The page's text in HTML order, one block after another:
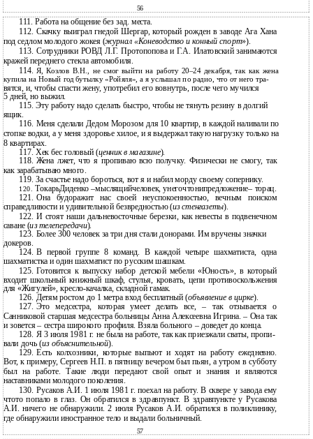
56
111. Работа на общение без зад. места.
112. Скачку выиграл гнедой Шергар, который рожден в заводе Ага Хана
под седлом молодого жокея (журнал «Коневодство и конный спорт»).
113. Сотрудники РОВД Л.Г. Протопопова и Г.А. Илатовский занимаются
кражей переднего стекла автомобиля.
114.
Я, Козлов В.Н., не смог выйти на работу 20–24 декабря, так как жена
купила на Новый год бутылку «Ройяля», а я услышал по радио, что от него тра-
вятся, и, чтобы спасти жену, употребил его вовнутрь, после чего мучился
5 дней, но выжил.
115. Эту работу надо сделать быстро, чтобы не тянуть резину в долгий
ящик.
116. Меня сделали Дедом Морозом для 10 квартир, в каждой наливали по
стопке водки, а у меня здоровье хилое, и я выдержал такую нагрузку только на
8 квартирах.
117. Хек бес головый (ценник в магазине).
118. Жена лжет, что я пропиваю всю получку. Физически не смогу, так
как зарабатываю много.
119. За счастье надо бороться, вот я и набил морду своему сопернику.
120. ТокарьДиденко–мыслящийчеловек, унегочтонипредложение– торац.
121. Она будоражит нас своей неуспокоенностью, вечным поиском
справедливости и удивительной безвредностью (из стенгазеты).
122. И стоят наши дальневосточные березки, как невесты в подвенечном
саване (из телепередачи).
123. Более 300 человек за три дня стали донорами. Им вручены значки
докеров.
124. В первой группе 8 команд. В каждой четыре шахматиста, одна
шахматистка и один шахматист по русским шашкам.
125. Готовится к выпуску набор детской мебели «Юность», в который
входит школьный книжный шкаф, стулья, кровать, цепи противоскольжения
для «Жигулей»,кресло-качалка, складной гамак.
126. Детям ростом до 1 метра вход бесплатный (объявление в цирке).
127. Это медсестра, которая умеет делать все, – так отзывается о
Санниковой старшая медсестра больницы Анна Алексеевна Игрина. – Она так
и зовется – сестра широкого профиля. Взяла больного – доведет до конца.
128. Я 3 июля 1981 г. не была на работе, так как приезжали сваты, пропи-
вали дочь (из объяснительной).
129. Есть колхозники, которые выпьют и ходят на работу ежедневно.
Вот, к примеру, Сергеев Н.П. в пятницу вечером был пьян, а утром в субботу
был на работе. Такие люди передают свой опыт и знания и являются
наставниками молодого поколения.
130. Русаков А.И. 1 июля 1981 г. поехал на работу. В сквере у завода ему
чтото попало в глаз. Он обратился в здравпункт. В здравпункте у Русакова
А.И. ничего не обнаружили. 2 июля Русаков А.И. обратился в поликлинику,
где обнаружили иностранное тело и выдали больничный.
57